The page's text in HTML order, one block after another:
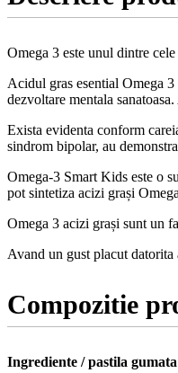
Omega 3 este unul dintre
Acidul gras esential Omega
dezvoltare mentala
Exista evidenta conform
sindrom bipolar, au
Omega-3 Smart Kids este o
pot sintetiza acizi grași
Omega 3 acizi grași sunt un
Avand un gust placut
Compozitie
Ingrediente / pastila